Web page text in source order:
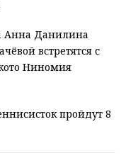
Анна Данилина
встретятся с
Ниномия
пройдут 8